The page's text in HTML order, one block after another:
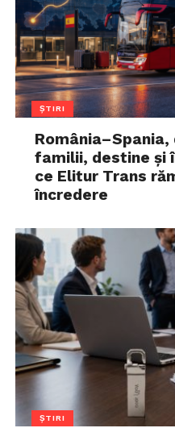
ȘTIRI
familii, destine și
ce Elitur Trans
încredere
ȘTIRI